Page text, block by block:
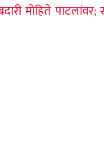
मोहिते